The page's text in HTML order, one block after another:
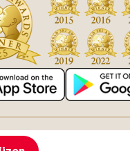
Over Sunweb